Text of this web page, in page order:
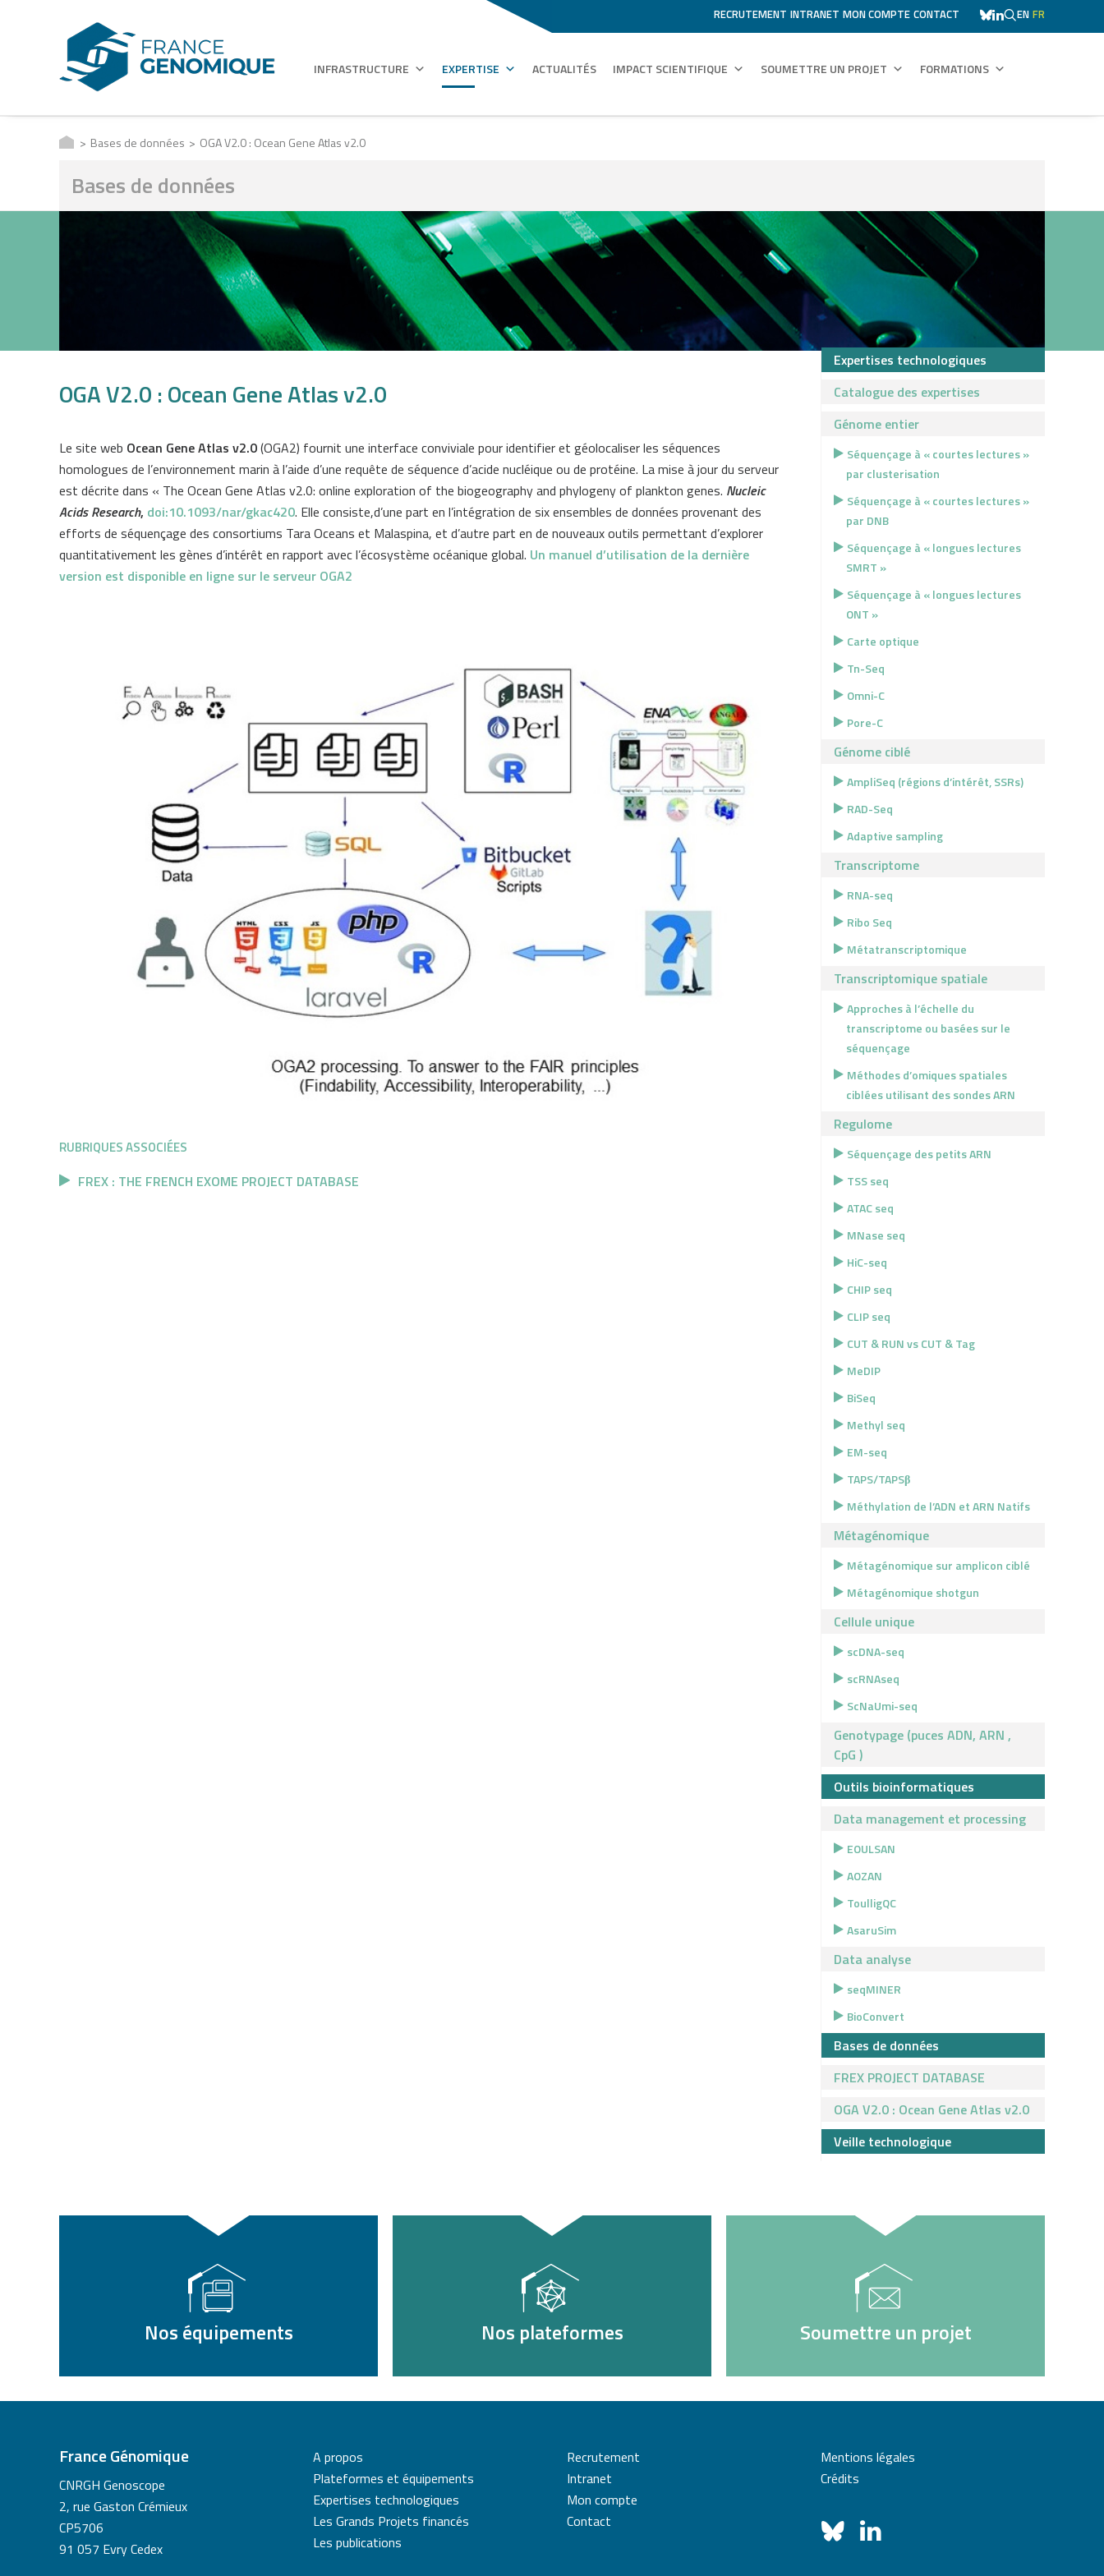
RECRUTEMENT INTRANET MON COMPTE CONTACT EN FR
INFRASTRUCTURE EXPERTISE ACTUALITÉS IMPACT SCIENTIFIQUE SOUMETTRE UN PROJET FORMATIONS
Bases de données OGA V2.0 : Ocean Gene Atlas v2.0
Bases de données
OGA V2.0 : Ocean Gene Atlas v2.0
Le site web Ocean Gene Atlas v2.0(OGA2) fournit une interface conviviale pour identifier et géolocaliser les séquences
homologues de l’environnement marin à l’aide d’une requête de séquence d’acide nucléique ou de protéine. La mise à jour du serveur
est décrite dans « The Ocean Gene Atlas v2.0: online exploration of the biogeography and phylogeny of plankton genes. Nucleic
Acids Research, doi:10.1093/nar/gkac420. Elle consiste,d’une part en l’intégration de six ensembles de données provenant des
efforts de séquençage des consortiums Tara Oceans et Malaspina, et d’autre part en de nouveaux outils permettant d’explorer
quantitativement les gènes d’intérêt en rapport avec l’écosystème océanique global. Un manuel d’utilisation de la dernière
version est disponible en ligne sur le serveur OGA2
RUBRIQUES ASSOCIÉES
FREX : THE FRENCH EXOME PROJECT DATABASE
Expertises technologiques
Catalogue des expertises
Génome entier
Séquençage à « courtes lectures »
par clusterisation
Séquençage à « courtes lectures »
par DNB
Séquençage à « longues lectures
SMRT »
Séquençage à « longues lectures
ONT »
Carte optique
Tn-Seq
Omni-C
Pore-C
Génome ciblé
AmpliSeq (régions d’intérêt, SSRs)
RAD-Seq
Adaptive sampling
Transcriptome
RNA-seq
Ribo Seq
Métatranscriptomique
Transcriptomique spatiale
Approches à l’échelle du
transcriptome ou basées sur le
séquençage
Méthodes d’omiques spatiales
ciblées utilisant des sondes ARN
Regulome
Séquençage des petits ARN
TSS seq
ATAC seq
MNase seq
HiC-seq
CHIP seq
CLIP seq
CUT & RUN vs CUT & Tag
MeDIP
BiSeq
Methyl seq
EM-seq
TAPS/TAPSβ
Méthylation de l’ADN et ARN Natifs
Métagénomique
Métagénomique sur amplicon ciblé
Métagénomique shotgun
Cellule unique
scDNA-seq
scRNAseq
ScNaUmi-seq
Genotypage (puces ADN, ARN ,
CpG )
Outils bioinformatiques
Data management et processing
EOULSAN
AOZAN
ToulligQC
AsaruSim
Data analyse
seqMINER
BioConvert
Bases de données
FREX PROJECT DATABASE
OGA V2.0 : Ocean Gene Atlas v2.0
Veille technologique
Nos équipements Nos plateformes Soumettre un projet
France Génomique
CNRGH Genoscope
2, rue Gaston Crémieux
CP5706
91 057 Evry Cedex
A propos
Plateformes et équipements
Expertises technologiques
Les Grands Projets financés
Les publications
Recrutement
Intranet
Mon compte
Contact
Mentions légales
Crédits